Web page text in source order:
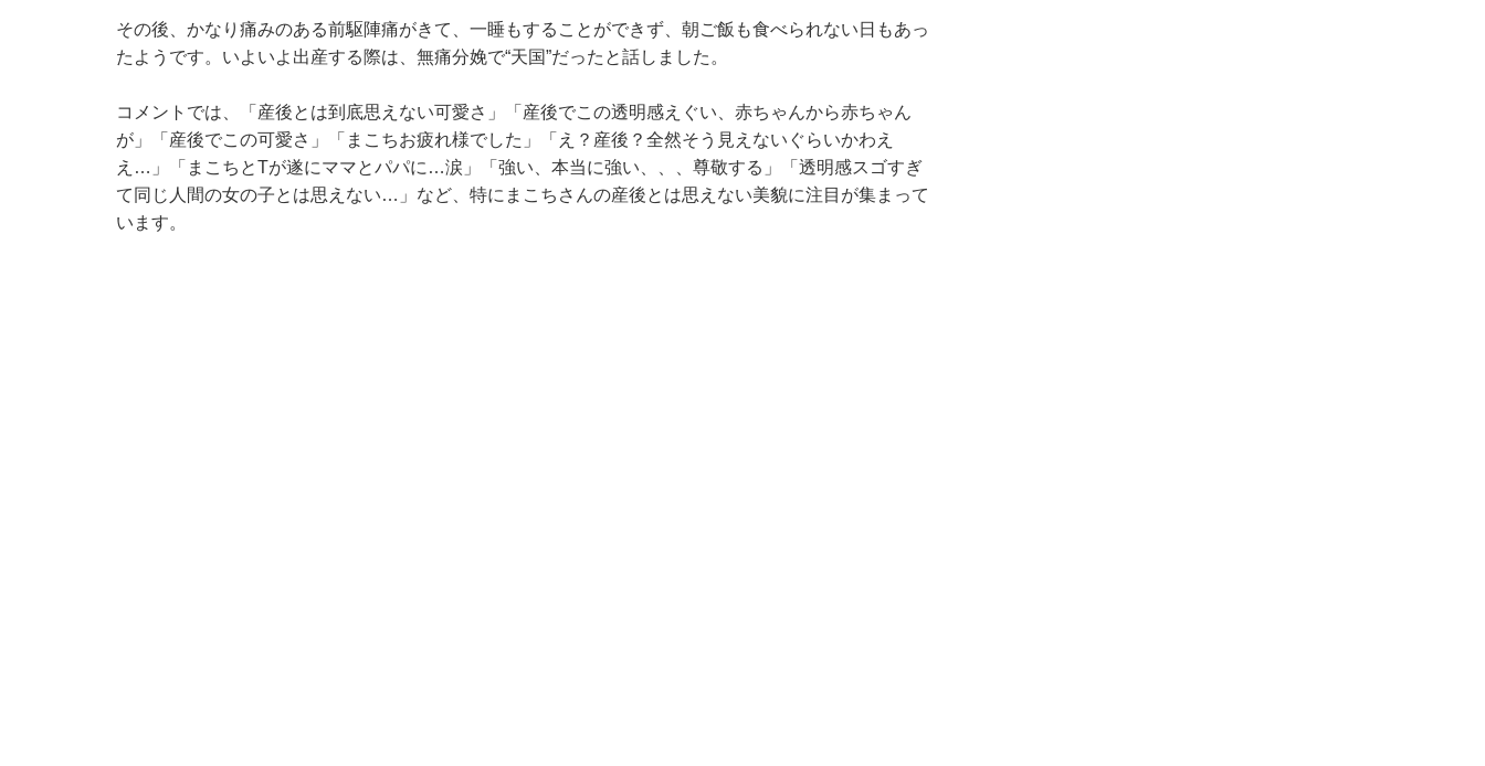
その後、かなり痛みのある前駆陣痛がきて、一睡もすることができず、朝ご飯も食べられない日もあっ
たようです。いよいよ出産する際は、無痛分娩で“天国”だったと話しました。
コメントでは、「産後とは到底思えない可愛さ」「産後でこの透明感えぐい、赤ちゃんから赤ちゃん
が」「産後でこの可愛さ」「まこちお疲れ様でした」「え？産後？全然そう見えないぐらいかわえ
え…」「まこちとTが遂にママとパパに…涙」「強い、本当に強い、、、尊敬する」「透明感スゴすぎ
て同じ人間の女の子とは思えない…」など、特にまこちさんの産後とは思えない美貌に注目が集まって
います。